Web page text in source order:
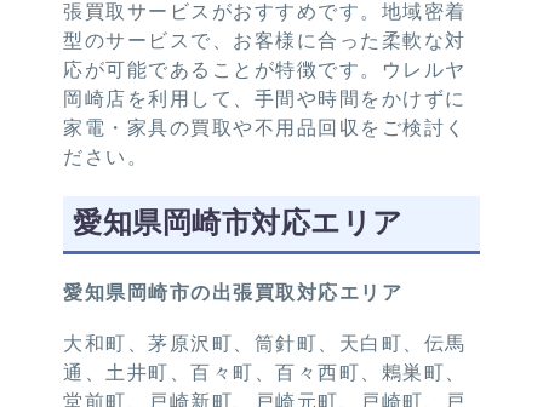
張買取サービスがおすすめです。地域密着
型のサービスで、お客様に合った柔軟な対
応が可能であることが特徴です。ウレルヤ
岡崎店を利用して、手間や時間をかけずに
家電・家具の買取や不用品回収をご検討く
ださい。
愛知県岡崎市対応エリア
愛知県岡崎市の出張買取対応エリア
大和町、茅原沢町、筒針町、天白町、伝馬
通、土井町、百々町、百々西町、鶇巣町、
堂前町、戸崎新町、戸崎元町、戸崎町、戸